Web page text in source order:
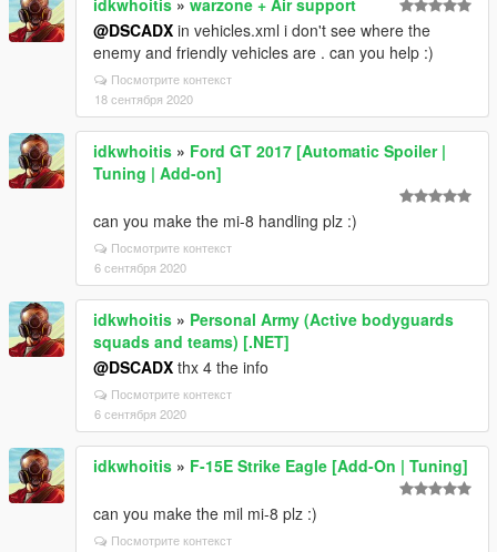
idkwhoitis » warzone + Air support
@DSCADX in vehicles.xml i don't see where the
enemy and friendly vehicles are . can you help :)
Посмотрите контекст
18 сентября 2020
idkwhoitis » Ford GT 2017 [Automatic Spoiler |
Tuning | Add-on]
can you make the mi-8 handling plz :)
Посмотрите контекст
6 сентября 2020
idkwhoitis » Personal Army (Active bodyguards
squads and teams) [.NET]
@DSCADX thx 4 the info
Посмотрите контекст
6 сентября 2020
idkwhoitis » F-15E Strike Eagle [Add-On | Tuning]
can you make the mil mi-8 plz :)
Посмотрите контекст